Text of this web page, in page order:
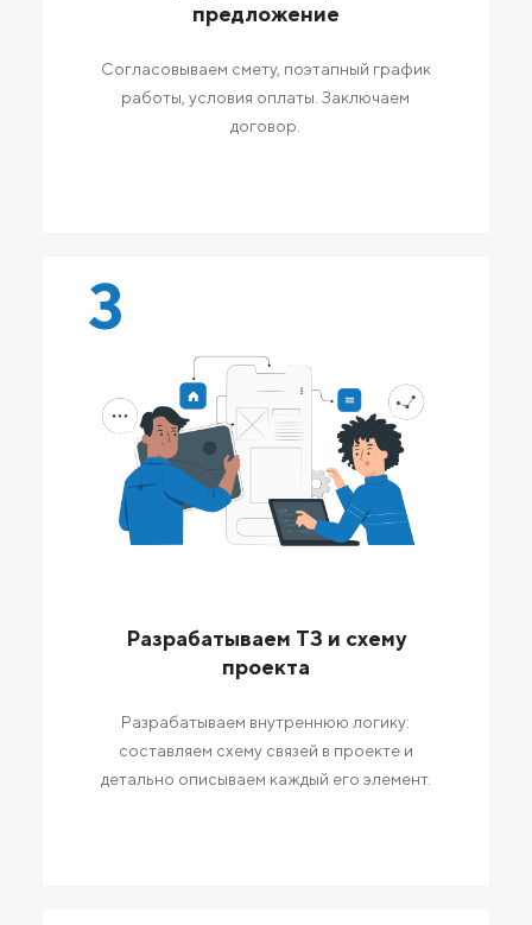
предложение
Согласовываем смету, поэтапный график
работы, условия оплаты. Заключаем
договор.
3
Разрабатываем ТЗ и схему
проекта
Разрабатываем внутреннюю логику:
составляем схему связей в проекте и
детально описываем каждый его элемент.